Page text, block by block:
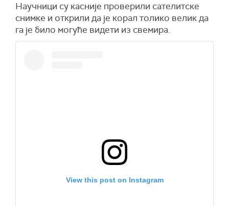
Научници су касније проверили сателитске
снимке и открили да је корал толико велик да
га је било могуће видети из свемира.
View this post on Instagram